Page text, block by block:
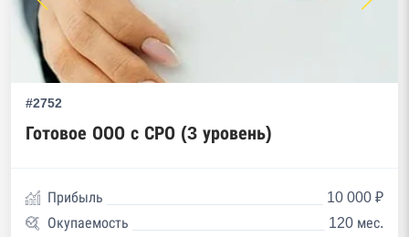
#2752
Готовое ООО с СРО (3 уровень)
Прибыль
10 000 ₽
Окупаемость
120 мес.